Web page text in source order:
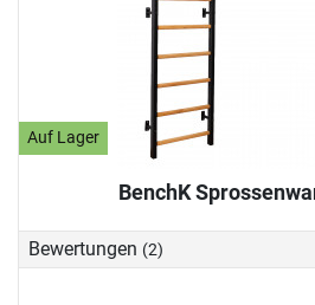
Auf Lager
BenchK
Bewertungen (2)